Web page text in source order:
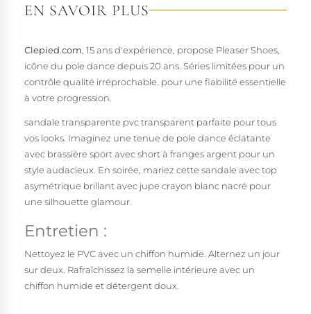
EN SAVOIR PLUS
Clepied.com , 15 ans d'expérience, propose Pleaser Shoes,
icône du pole dance depuis 20 ans. Séries limitées pour un
contrôle qualité irréprochable. pour une fiabilité essentielle
à votre progression.
sandale transparente pvc transparent parfaite pour tous
vos looks. Imaginez une tenue de pole dance éclatante
avec brassière sport avec short à franges argent pour un
style audacieux. En soirée, mariez cette sandale avec top
asymétrique brillant avec jupe crayon blanc nacré pour
une silhouette glamour.
Entretien :
Nettoyez le PVC avec un chiffon humide. Alternez un jour
sur deux. Rafraîchissez la semelle intérieure avec un
chiffon humide et détergent doux.